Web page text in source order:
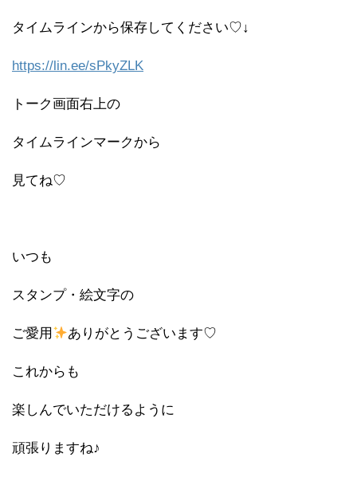
タイムラインから保存してください♡↓
https://lin.ee/sPkyZLK
トーク画面右上の
タイムラインマークから
見てね♡
いつも
スタンプ・絵文字の
ご愛用 ありがとうございます♡
これからも
楽しんでいただけるように
頑張りますね♪